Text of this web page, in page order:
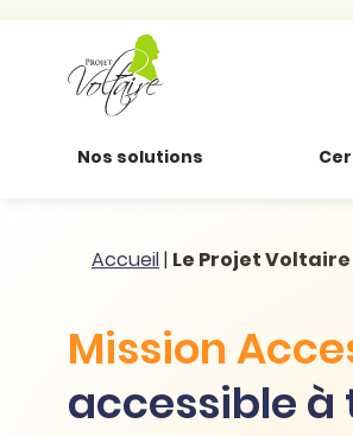
Nos solutions
Particuliers
Secteur public
Éducation
Toutes nos
Améliorer son
français
Conjugaison
Règle
d’orthographe
Accueil| Le Projet
Mission
accessible à